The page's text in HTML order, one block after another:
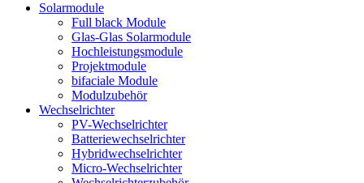
Solarmodule
Full black Module
Glas-Glas Solarmodule
Hochleistungsmodule
Projektmodule
bifaciale Module
Modulzubehör
Wechselrichter
PV-Wechselrichter
Batteriewechselrichter
Hybridwechselrichter
Micro-Wechselrichter